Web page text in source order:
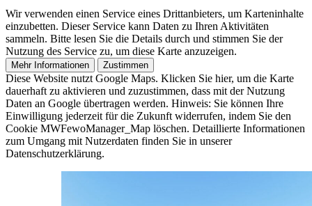
Wir verwenden einen Service eines Drittanbieters, um Karteninhalte
einzubetten. Dieser Service kann Daten zu Ihren Aktivitäten
sammeln. Bitte lesen Sie die Details durch und stimmen Sie der
Nutzung des Service zu, um diese Karte anzuzeigen.
Mehr Informationen Zustimmen
Diese Website nutzt Google Maps. Klicken Sie hier, um die Karte
dauerhaft zu aktivieren und zuzustimmen, dass mit der Nutzung
Daten an Google übertragen werden. Hinweis: Sie können Ihre
Einwilligung jederzeit für die Zukunft widerrufen, indem Sie den
Cookie MWFewoManager_Map löschen. Detaillierte Informationen
zum Umgang mit Nutzerdaten finden Sie in unserer
Datenschutzerklärung.